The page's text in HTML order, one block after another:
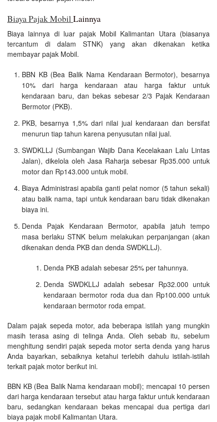
Biaya Pajak MobilLainnya
Biaya lainnya di luar pajak Mobil Kalimantan Utara (biasanya
tercantum di dalam STNK) yang akan dikenakan ketika
membayar pajak Mobil.
BBN KB (Bea Balik Nama Kendaraan Bermotor), besarnya
10% dari harga kendaraan atau harga faktur untuk
kendaraan baru, dan bekas sebesar 2/3 Pajak Kendaraan
Bermotor (PKB).
PKB, besarnya 1,5% dari nilai jual kendaraan dan bersifat
menurun tiap tahun karena penyusutan nilai jual.
SWDKLLJ (Sumbangan Wajib Dana Kecelakaan Lalu Lintas
Jalan), dikelola oleh Jasa Raharja sebesar Rp35.000 untuk
motor dan Rp143.000 untuk mobil.
Biaya Administrasi apabila ganti pelat nomor (5 tahun sekali)
atau balik nama, tapi untuk kendaraan baru tidak dikenakan
biaya ini.
Denda Pajak Kendaraan Bermotor, apabila jatuh tempo
masa berlaku STNK belum melakukan perpanjangan (akan
dikenakan denda PKB dan denda SWDKLLJ).
Denda PKB adalah sebesar 25% per tahunnya.
Denda SWDKLLJ adalah sebesar Rp32.000 untuk
kendaraan bermotor roda dua dan Rp100.000 untuk
kendaraan bermotor roda empat.
Dalam pajak sepeda motor, ada beberapa istilah yang mungkin
masih terasa asing di telinga Anda. Oleh sebab itu, sebelum
menghitung sendiri pajak sepeda motor serta denda yang harus
Anda bayarkan, sebaiknya ketahui terlebih dahulu istilah-istilah
terkait pajak motor berikut ini.
BBN KB (Bea Balik Nama kendaraan mobil); mencapai 10 persen
dari harga kendaraan tersebut atau harga faktur untuk kendaraan
baru, sedangkan kendaraan bekas mencapai dua pertiga dari
biaya pajak mobil Kalimantan Utara.